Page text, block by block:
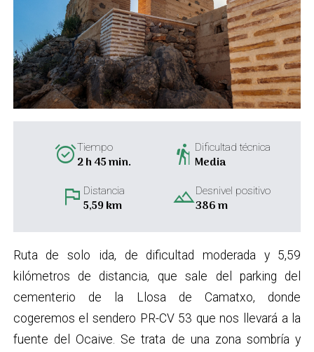
alarm_onTiempo
2 h 45 min. hikingDificultad técnica
Media
flagDistancia
5,59 km landscapeDesnivel positivo
386 m
Ruta de solo ida, de dificultad moderada y 5,59
kilómetros de distancia, que sale del parking del
cementerio de la Llosa de Camatxo, donde
cogeremos el sendero PR-CV 53 que nos llevará a la
fuente del Ocaive. Se trata de una zona sombría y